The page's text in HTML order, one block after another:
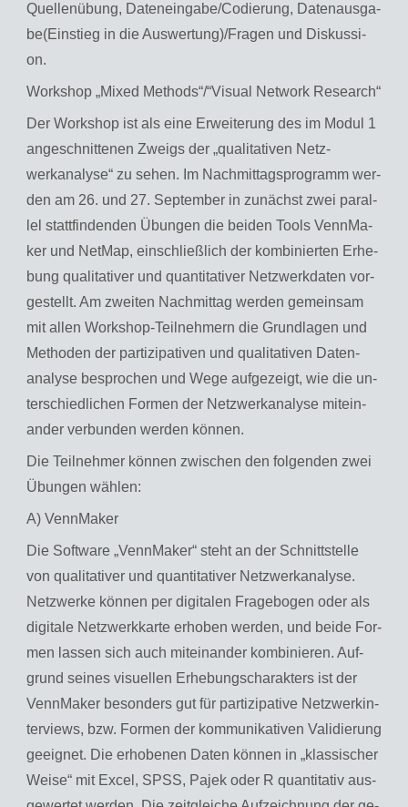
Quel­len­übung, Da­ten­ein­ga­be/Co­die­rung, Da­ten­aus­ga­
be(Ein­stieg in die Aus­wer­tung)/Fra­gen und Dis­kus­si­
on.
Work­shop „Mixed Me­thods“/“Vi­su­al Net­work Re­se­arch“
Der Work­shop ist als eine Er­wei­te­rung des im Modul 1
an­ge­schnit­te­nen Zweigs der „qua­li­ta­ti­ven Netz­
werkana­ly­se“ zu sehen. Im Nach­mit­tags­pro­gramm wer­
den am 26. und 27. Sep­tem­ber in zu­nächst zwei par­al­
lel statt­fin­den­den Übun­gen die bei­den Tools Venn­Ma­
ker und Net­Map, ein­schließ­lich der kom­bi­nier­ten Er­he­
bung qua­li­ta­ti­ver und quan­ti­ta­ti­ver Netz­werk­da­ten vor­
ge­stellt. Am zwei­ten Nach­mit­tag wer­den ge­mein­sam
mit allen Work­shop-Teil­neh­mern die Grund­la­gen und
Me­tho­den der par­ti­zi­pa­ti­ven und qua­li­ta­ti­ven Da­ten­
ana­ly­se be­spro­chen und Wege auf­ge­zeigt, wie die un­
ter­schied­li­chen For­men der Netz­werkana­ly­se mit­ein­
an­der ver­bun­den wer­den kön­nen.
Die Teil­neh­mer kön­nen zwi­schen den fol­gen­den zwei
Übun­gen wäh­len:
A) Venn­Ma­ker
Die Soft­ware „Venn­Ma­ker“ steht an der Schnitt­stel­le
von qua­li­ta­ti­ver und quan­ti­ta­ti­ver Netz­werkana­ly­se.
Netz­wer­ke kön­nen per di­gi­ta­len Fra­ge­bo­gen oder als
di­gi­ta­le Netz­werk­kar­te er­ho­ben wer­den, und beide For­
men las­sen sich auch mit­ein­an­der kom­bi­nie­ren. Auf­
grund sei­nes vi­su­el­len Er­he­bungs­cha­rak­ters ist der
Venn­Ma­ker be­son­ders gut für par­ti­zi­pa­ti­ve Netz­werk­in­
ter­views, bzw. For­men der kom­mu­ni­ka­ti­ven Va­li­die­rung
ge­eig­net. Die er­ho­be­nen Daten kön­nen in „klas­si­scher
Weise“ mit Excel, SPSS, Pajek oder R quan­ti­ta­tiv aus­